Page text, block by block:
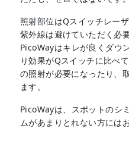
照射部位はQスイッチレー
紫外線は避けていただく必
PicoWayはキレが良くダウ
り効果がQスイッチに比べ
の照射が必要になったり、
ます。
PicoWayは、スポットのシ
ムがあまりとれない方には